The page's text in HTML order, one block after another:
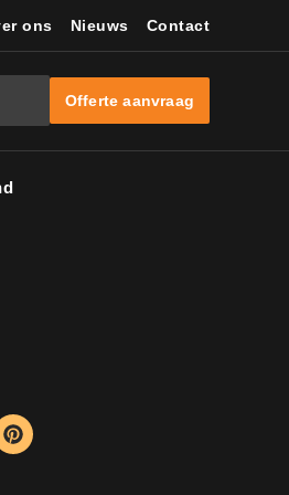
ons Nieuws Contact
Offerte aanvraag